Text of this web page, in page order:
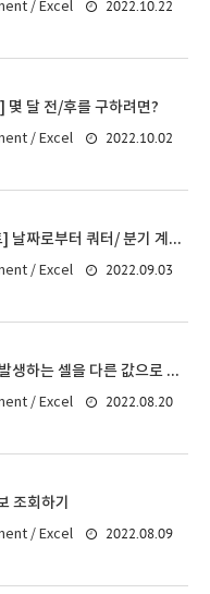
/ Excel 2022.10.22
몇 달 전/후를 구하려면?
/ Excel 2022.10.02
[엑셀/구글 스프레드시트] 날짜로부터 쿼터/ 분기 계산하기
/ Excel 2022.09.03
[엑셀] iferror - 에러가 발생하는 셀을 다른 값으로 처리하기
/ Excel 2022.08.20
조회하기
/ Excel 2022.08.09